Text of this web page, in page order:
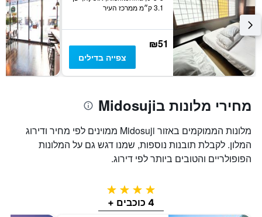
3.1 ק״מ ממרכז העיר
₪51
צפייה בדילים
מחירי מלונות בMidosuji
מלונות הממוקמים באזור Midosuji ממוינים לפי מחיר ודירוג
המלון. לקבלת תובנות נוספות, שמנו דגש גם על המלונות
הפופולריים והטובים ביותר לפי דירוג.
4 כוכבים
4 כוכבים +